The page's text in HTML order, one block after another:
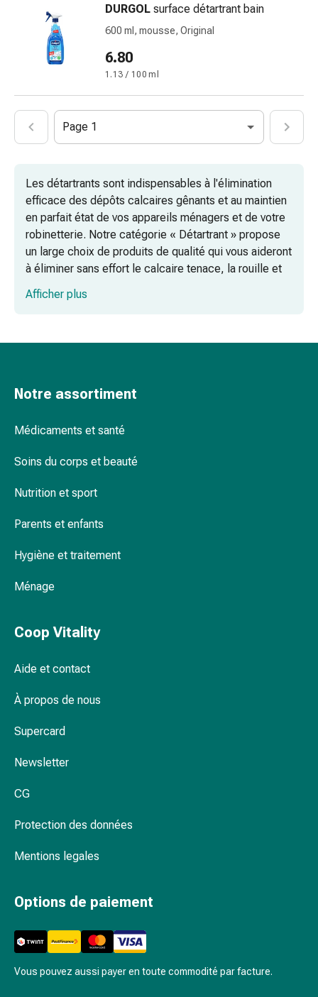
pieds
Traitement
Peau
Peau
impure
Boutons
de
fièvre
Éruption
cutanée
naturels
les
de
À
de
de
Homéopathie
Schüssler
Anthroposophiques
vessie,
reins
de
Douleurs
fièvre
Maux
de
DURGOL surface détartrant bain
600 ml, mousse, Original
6.80
1.13 / 100 ml
Page 1
Les détartrants sont indispensables à l'élimination
efficace des dépôts calcaires gênants et au maintien
en parfait état de vos appareils ménagers et de votre
robinetterie. Notre catégorie « Détartrant » propose
un large choix de produits de qualité qui vous aideront
à éliminer sans effort le calcaire tenace, la rouille et
les dépôts minéraux. Que vous les utilisiez dans la
cuisine ou dans la salle de bains, ces produits sont
Afficher plus
Notre assortiment
Médicaments et santé
Soins du corps et beauté
Nutrition et sport
Parents et enfants
Hygiène et traitement
Ménage
Coop Vitality
Aide et contact
À propos de nous
Supercard
Newsletter
CG
Protection des données
Mentions legales
Options de paiement
Vous pouvez aussi payer en toute commodité par facture.